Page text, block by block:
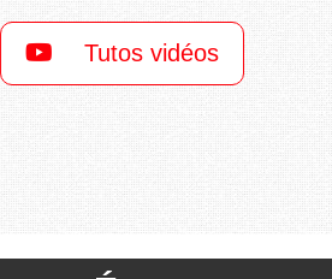
Tutos vidéos